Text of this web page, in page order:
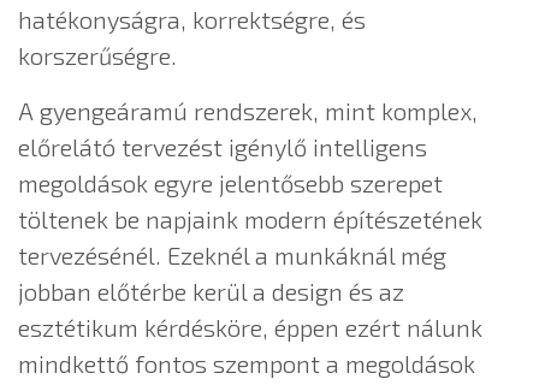
hatékonyságra, korrektségre, és
korszerűségre.
A gyengeáramú rendszerek, mint komplex,
előrelátó tervezést igénylő intelligens
megoldások egyre jelentősebb szerepet
töltenek be napjaink modern építészetének
tervezésénél. Ezeknél a munkáknál még
jobban előtérbe kerül a design és az
esztétikum kérdésköre, éppen ezért nálunk
mindkettő fontos szempont a megoldások